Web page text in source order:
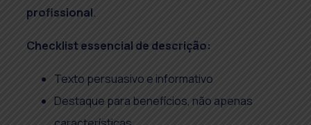
profissional.
Checklist essencial de descrição:
Texto persuasivo e informativo
Destaque para benefícios, não apenas